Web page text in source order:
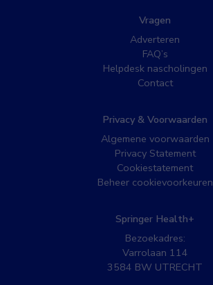
Vragen
Adverteren
FAQ’s
Helpdesk nascholingen
Contact
Privacy & Voorwaarden
Algemene voorwaarden
Privacy Statement
Cookiestatement
Beheer cookievoorkeuren
Springer Health+
Bezoekadres:
Varrolaan 114
3584 BW UTRECHT